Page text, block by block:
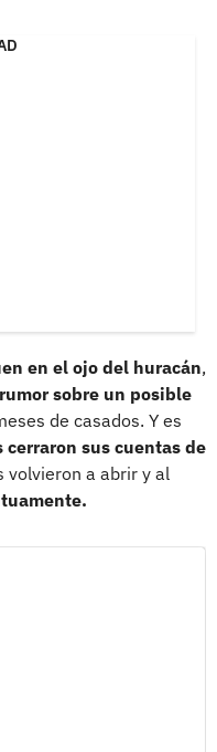
en el ojo del huracán,
rumor sobre un posible
de casados. Y es
cerraron sus cuentas de
volvieron a abrir y al